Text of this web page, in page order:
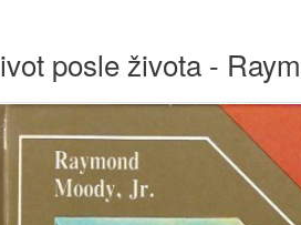
posle života -